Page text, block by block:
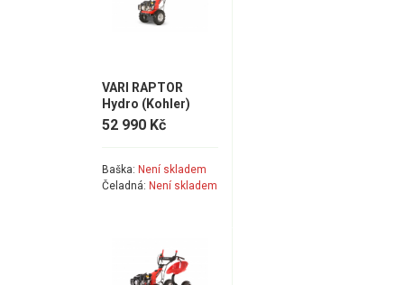
VARI RAPTOR
Hydro (Kohler)
52 990 Kč
Baška: Není skladem
Čeladná: Není skladem